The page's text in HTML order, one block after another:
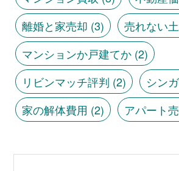
離婚と家売却 (3) 売れない
マンションか戸建てか(2)
リビンマッチ評判 (2) シン
家の解体費用 (2) アパート